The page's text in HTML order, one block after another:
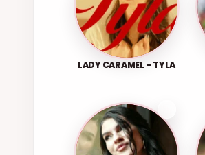
LADY CARAMEL – TYLA